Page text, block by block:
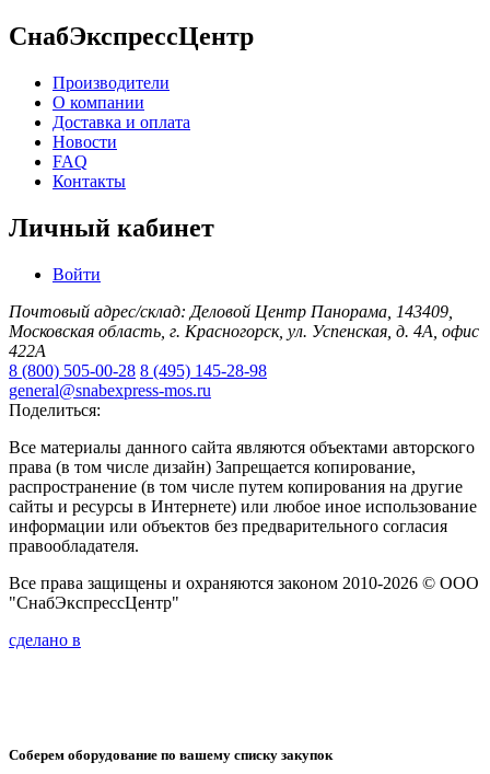
СнабЭкспрессЦентр
Производители
О компании
Доставка и оплата
Новости
FAQ
Контакты
Личный кабинет
Войти
Почтовый адрес/склад: Деловой Центр Панорама, 143409,
Московская область, г. Красногорск, ул. Успенская, д. 4А, офис
422А
8 (800) 505-00-28 8 (495) 145-28-98
general@snabexpress-mos.ru
Поделиться:
Все материалы данного сайта являются объектами авторского
права (в том числе дизайн) Запрещается копирование,
распространение (в том числе путем копирования на другие
сайты и ресурсы в Интернете) или любое иное использование
информации или объектов без предварительного согласия
правообладателя.
Все права защищены и охраняются законом 2010-2026 © ООО
"СнабЭкспрессЦентр"
сделано в
Соберем оборудование по вашему списку закупок